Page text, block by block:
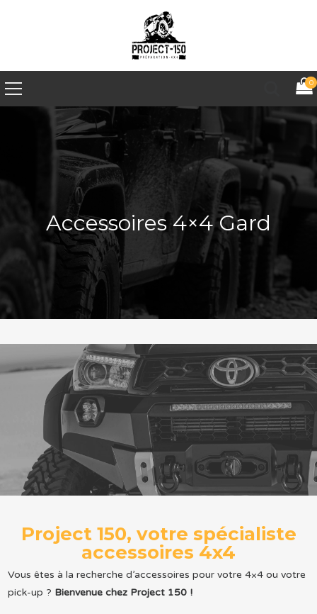
0
Accessoires 4×4 Gard
Project 150, votre spécialiste
accessoires 4x4
Vous êtes à la recherche d’accessoires pour votre 4×4 ou votre
pick-up ? Bienvenue chez Project 150 !